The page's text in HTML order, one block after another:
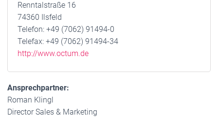
Renntalstraße 16
74360 Ilsfeld
Telefon: +49 (7062) 91494-0
Telefax: +49 (7062) 91494-34
http://www.octum.de
Ansprechpartner:
Roman Klingl
Director Sales & Marketing